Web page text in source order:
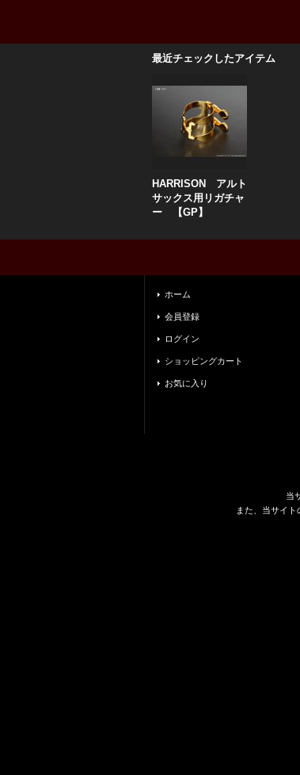
最近チェックしたアイテム
HARRISON アルト
サックス用リガチャ
ー 【GP】
ホーム
会員登録
ログイン
ショッピングカート
お気に入り
当
また、当サイ